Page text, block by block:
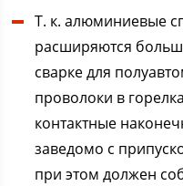
Т. к. алюминиевые
расширяются
сварке для
проволоки в
контактные
заведомо с
при этом должен